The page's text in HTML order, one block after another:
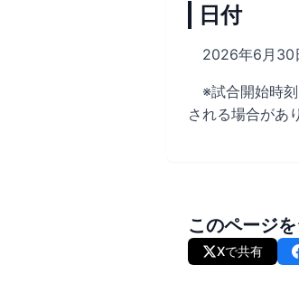
日付
2026年6月30
※試合開始時
される場合があ
このページ
Xで共有